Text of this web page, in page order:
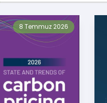
8 Temmuz 2026